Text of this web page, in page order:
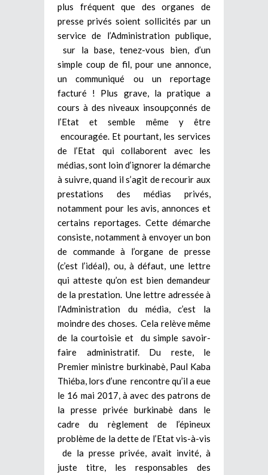
plus fréquent que des organes de
presse privés soient sollicités par un
service de l’Administration publique,
sur la base, tenez-vous bien, d’un
simple coup de fil, pour une annonce,
un communiqué ou un reportage
facturé ! Plus grave, la pratique a
cours à des niveaux insoupçonnés de
l’Etat et semble même y être
encouragée. Et pourtant, les services
de l’Etat qui collaborent avec les
médias, sont loin d’ignorer la démarche
à suivre, quand il s’agit de recourir aux
prestations des médias privés,
notamment pour les avis, annonces et
certains reportages. Cette démarche
consiste, notamment à envoyer un bon
de commande à l’organe de presse
(c’est l’idéal), ou, à défaut, une lettre
qui atteste qu’on est bien demandeur
de la prestation. Une lettre adressée à
l’Administration du média, c’est la
moindre des choses. Cela relève même
de la courtoisie et du simple savoir-
faire administratif. Du reste, le
Premier ministre burkinabè, Paul Kaba
Thiéba, lors d’une rencontre qu’il a eue
le 16 mai 2017, à avec des patrons de
la presse privée burkinabè dans le
cadre du règlement de l’épineux
problème de la dette de l’Etat vis-à-vis
de la presse privée, avait invité, à
juste titre, les responsables des